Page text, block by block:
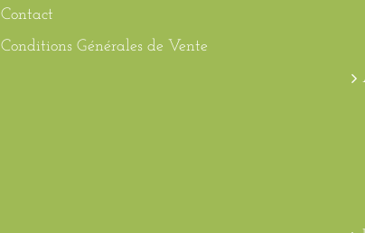
Contact
Conditions Générales de Vente